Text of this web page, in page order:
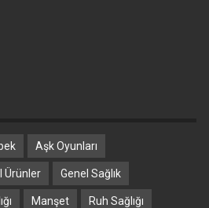
Aşk Oyunları
Ürünler Genel Sağlık
Manşet Ruh Sağlığı